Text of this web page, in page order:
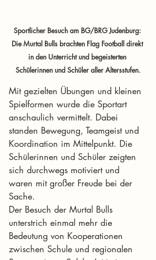
Sportlicher Besuch am BG/BRG Judenburg:
Die Murtal Bulls brachten Flag Football direkt
in den Unterricht und begeisterten
Schülerinnen und Schüler aller Altersstufen.
Mit gezielten Übungen und kleinen
Spielformen wurde die Sportart
anschaulich vermittelt. Dabei
standen Bewegung, Teamgeist und
Koordination im Mittelpunkt. Die
Schülerinnen und Schüler zeigten
sich durchwegs motiviert und
waren mit großer Freude bei der
Sache.
Der Besuch der Murtal Bulls
unterstrich einmal mehr die
Bedeutung von Kooperationen
zwischen Schule und regionalen